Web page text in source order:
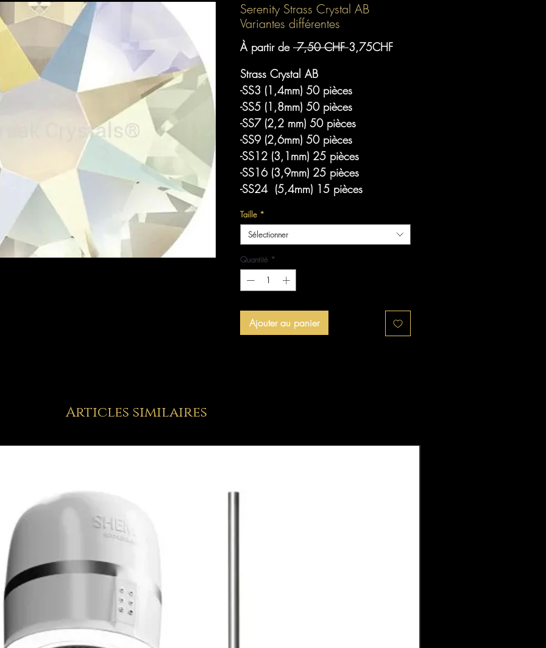
Serenity Strass Crystal AB
Variantes différentes
À partir de 7,50 CHF Prix
3,75CHFPrix
Strass Crystal AB
-SS3 (1,4mm) 50 pièces
-SS5 (1,8mm) 50 pièces
-SS7 (2,2 mm) 50 pièces
-SS9 (2,6mm) 50 pièces
-SS12 (3,1mm) 25 pièces
-SS16 (3,9mm) 25 pièces
-SS24 (5,4mm) 15 pièces
Taille *
Sélectionner
Quantité *
Ajouter au panier
Articles similaires